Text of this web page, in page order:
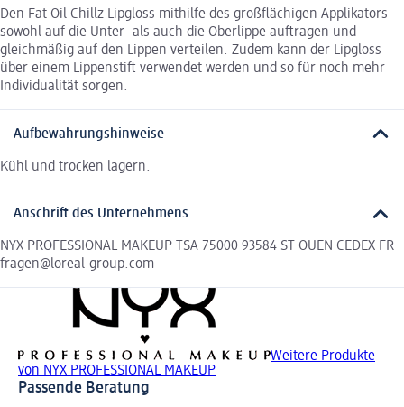
Den Fat Oil Chillz Lipgloss mithilfe des großflächigen Applikators
sowohl auf die Unter- als auch die Oberlippe auftragen und
gleichmäßig auf den Lippen verteilen. Zudem kann der Lipgloss
über einem Lippenstift verwendet werden und so für noch mehr
Individualität sorgen.
Aufbewahrungshinweise
Kühl und trocken lagern.
Anschrift des Unternehmens
NYX PROFESSIONAL MAKEUP TSA 75000 93584 ST OUEN CEDEX FR
fragen@loreal-group.com
Weitere Produkte
von NYX PROFESSIONAL MAKEUP
Passende Beratung